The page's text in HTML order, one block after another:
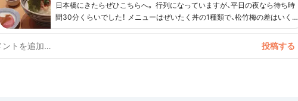
日本橋にきたらぜひこちらへ。 行列になっていますが、平日の夜なら待ち時
間30分くらいでした！ メニューはぜいたく丼の1種類で、松竹梅の差はいくら
などトッピングの差😎 ちなみに梅は990円とリーズナブル！